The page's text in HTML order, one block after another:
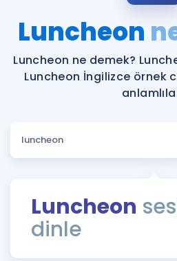
ÜYE
Faydalı Araçlar
Sözlük
Rehberlik Aracı
ÖSYM Sınav Takvimi
Hakkımızda
Luncheon
Luncheon ne demek?
Luncheon İngilizce örnek
Luncheon
dinle